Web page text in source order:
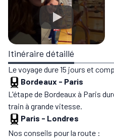
Itinéraire détaillé
Le voyage dure 15 jours et
Bordeaux - Paris
L'étape de Bordeaux à Paris
train à grande vitesse.
Paris - Londres
Nos conseils pour la route :